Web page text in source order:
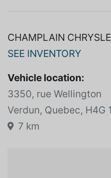
CHAMPLAIN
SEE INVENTORY
Vehicle location:
3350, rue Wellington
Verdun, Quebec, H4G
7 km